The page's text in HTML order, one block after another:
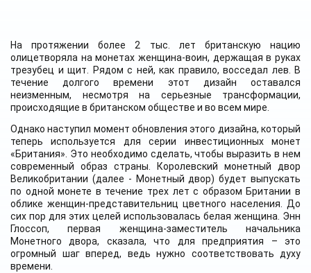
На протяжении более 2 тыс. лет британскую нацию
олицетворяла на монетах женщина-воин, держащая в руках
трезубец и щит. Рядом с ней, как правило, восседал лев. В
течение долгого времени этот дизайн оставался
неизменным, несмотря на серьезные трансформации,
происходящие в британском обществе и во всем мире.
Однако наступил момент обновления этого дизайна, который
теперь используется для серии инвестиционных монет
«Британия». Это необходимо сделать, чтобы выразить в нем
современный образ страны. Королевский монетный двор
Великобритании (далее - Монетный двор) будет выпускать
по одной монете в течение трех лет с образом Британии в
облике женщин-представительниц цветного населения. До
сих пор для этих целей использовалась белая женщина. Энн
Глоссоп, первая женщина-заместитель начальника
Монетного двора, сказала, что для предприятия – это
огромный шаг вперед, ведь нужно соответствовать духу
времени.